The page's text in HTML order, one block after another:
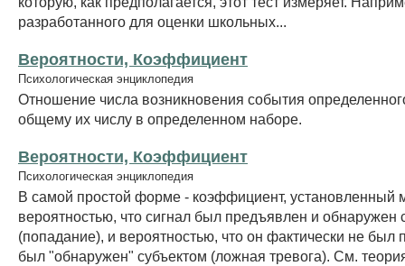
разработанного для оценки школьных...
Вероятности, Коэффициент
Психологическая энциклопедия
Отношение числа возникновения события
общему их числу в определенном наборе.
Вероятности, Коэффициент
Психологическая энциклопедия
В самой простой форме - коэффициент, установленный
вероятностью, что сигнал был предъявлен и обнаружен
(попадание), и вероятностью, что он фактически не был
был "обнаружен" субъектом (ложная тревога). См.